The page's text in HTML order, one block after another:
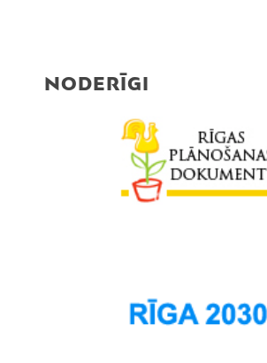
NODERĪGI